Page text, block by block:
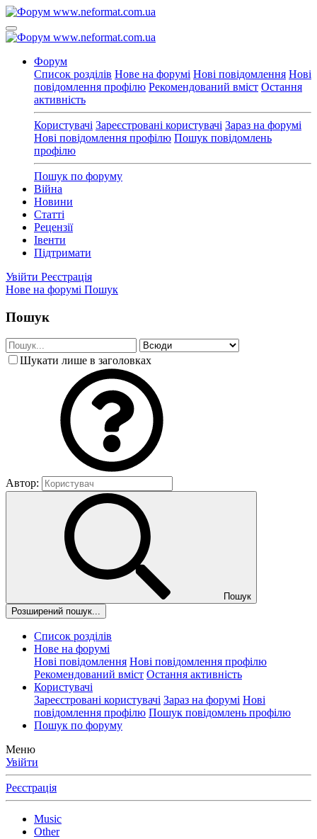
Форум
Список розділів Нове на форумі Нові повідомлення Нові
повідомлення профілю Рекомендований вміст Остання
активність
Користувачі Зареєстровані користувачі Зараз на форумі
Нові повідомлення профілю Пошук повідомлень
профілю
Пошук по форуму
Війна
Новини
Статті
Рецензії
Івенти
Підтримати
Увійти Реєстрація
Нове на форумі Пошук
Пошук
Шукати лише в заголовках
Автор:
Пошук
Розширений пошук...
Список розділів
Нове на форумі
Нові повідомлення Нові повідомлення профілю
Рекомендований вміст Остання активність
Користувачі
Зареєстровані користувачі Зараз на форумі Нові
повідомлення профілю Пошук повідомлень профілю
Пошук по форуму
Меню
Увійти
Реєстрація
Music
Other